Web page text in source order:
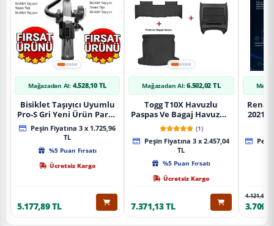
Mağazadan Al: 4.528,10 TL
Bisiklet Taşıyıcı Uyumlu
Pro-S Gri Yeni Ürün Parça
Tavan Tipi Bisiklet
Taşıyıcı
Peşin Fiyatına 3 x 1.725,96
TL
%5 Puan Fırsatı
Ücretsiz Kargo
5.177,89 TL
Mağazadan Al: 6.502,02 TL
Togg T10X Havuzlu
Paspas Ve Bagaj Havuzu +
Siyah Organizer
(1)
Peşin Fiyatına 3 x 2.457,04
TL
%5 Puan Fırsatı
Ücretsiz Kargo
7.371,13 TL
2021
4.121,65 TL